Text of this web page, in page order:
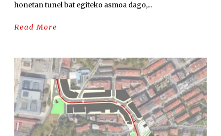
honetan tunel bat egiteko asmoa dago,...
Read More